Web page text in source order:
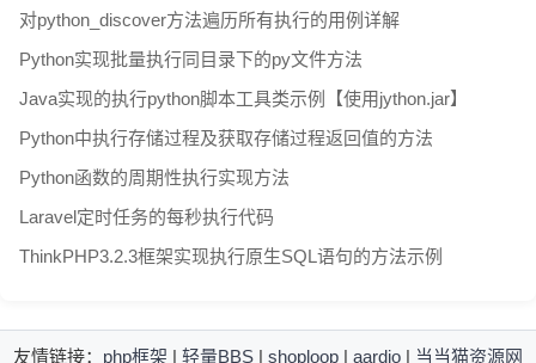
对python_discover方法遍历所有执行的用例详解
Python实现批量执行同目录下的py文件方法
Java实现的执行python脚本工具类示例【使用jython.jar】
Python中执行存储过程及获取存储过程返回值的方法
Python函数的周期性执行实现方法
Laravel定时任务的每秒执行代码
ThinkPHP3.2.3框架实现执行原生SQL语句的方法示例
友情链接： php框架 | 轻量BBS | shoploop | aardio | 当当猫资源网